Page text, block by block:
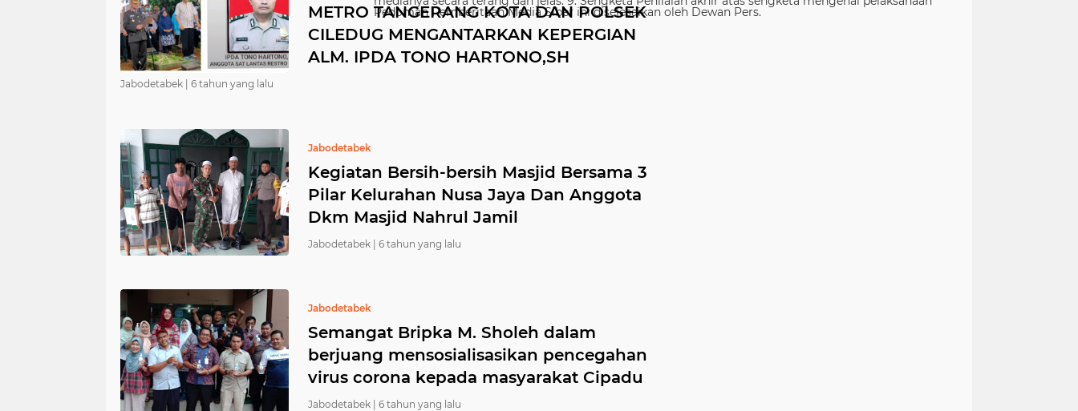
METRO TANGERANG KOTA DAN POLSEK
CILEDUG MENGANTARKAN KEPERGIAN
ALM. IPDA TONO HARTONO,SH
Jabodetabek | 6 tahun yang lalu
Jabodetabek
Kegiatan Bersih-bersih Masjid Bersama 3
Pilar Kelurahan Nusa Jaya Dan Anggota
Dkm Masjid Nahrul Jamil
Jabodetabek | 6 tahun yang lalu
Jabodetabek
Semangat Bripka M. Sholeh dalam
berjuang mensosialisasikan pencegahan
virus corona kepada masyarakat Cipadu
Jabodetabek | 6 tahun yang lalu